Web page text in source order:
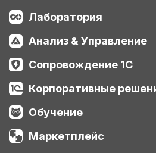
Лаборатория
Анализ & Управление
Сопровождение 1С
Корпоративные
Обучение
Маркетплейс